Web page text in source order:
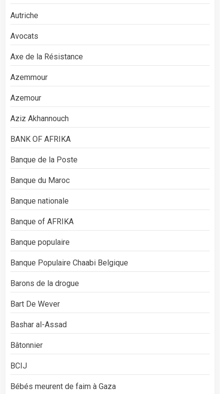
Autriche
Avocats
Axe de la Résistance
Azemmour
Azemour
Aziz Akhannouch
BANK OF AFRIKA
Banque de la Poste
Banque du Maroc
Banque nationale
Banque of AFRIKA
Banque populaire
Banque Populaire Chaabi Belgique
Barons de la drogue
Bart De Wever
Bashar al-Assad
Bâtonnier
BCIJ
Bébés meurent de faim à Gaza